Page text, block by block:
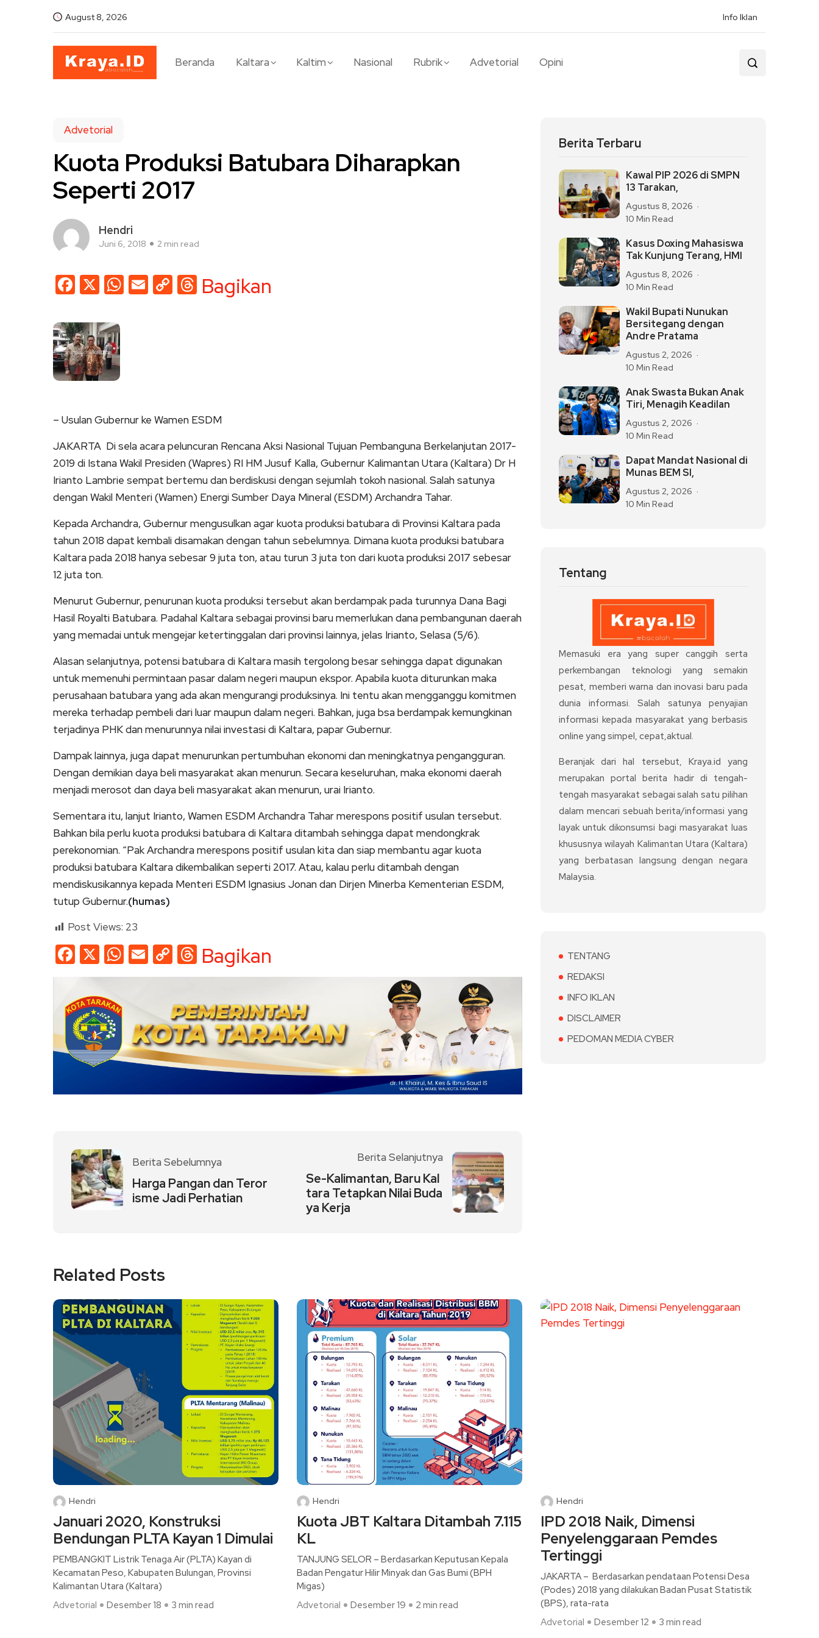
August 8, 2026 Info Iklan
Beranda Kaltara Kaltim Nasional Rubrik Advetorial Opini
Advetorial
Kuota Produksi Batubara Diharapkan
Seperti 2017
Hendri
Juni 6, 2018 2 min read
Facebook
X WhatsApp
EmailCopyThreads
Bagikan
– Usulan Gubernur ke Wamen ESDM
JAKARTA  Di sela acara peluncuran Rencana Aksi Nasional Tujuan Pembanguna Berkelanjutan 2017-
2019 di Istana Wakil Presiden (Wapres) RI HM Jusuf Kalla, Gubernur Kalimantan Utara (Kaltara) Dr H
Irianto Lambrie sempat bertemu dan berdiskusi dengan sejumlah tokoh nasional. Salah satunya
dengan Wakil Menteri (Wamen) Energi Sumber Daya Mineral (ESDM) Archandra Tahar.
Kepada Archandra, Gubernur mengusulkan agar kuota produksi batubara di Provinsi Kaltara pada
tahun 2018 dapat kembali disamakan dengan tahun sebelumnya. Dimana kuota produksi batubara
Kaltara pada 2018 hanya sebesar 9 juta ton, atau turun 3 juta ton dari kuota produksi 2017 sebesar
12 juta ton.
Menurut Gubernur, penurunan kuota produksi tersebut akan berdampak pada turunnya Dana Bagi
Hasil Royalti Batubara. Padahal Kaltara sebagai provinsi baru memerlukan dana pembangunan daerah
yang memadai untuk mengejar ketertinggalan dari provinsi lainnya, jelas Irianto, Selasa (5/6).
Alasan selanjutnya, potensi batubara di Kaltara masih tergolong besar sehingga dapat digunakan
untuk memenuhi permintaan pasar dalam negeri maupun ekspor. Apabila kuota diturunkan maka
perusahaan batubara yang ada akan mengurangi produksinya. Ini tentu akan mengganggu komitmen
mereka terhadap pembeli dari luar maupun dalam negeri. Bahkan, juga bsa berdampak kemungkinan
terjadinya PHK dan menurunnya nilai investasi di Kaltara, papar Gubernur.
Dampak lainnya, juga dapat menurunkan pertumbuhan ekonomi dan meningkatnya pengangguran.
Dengan demikian daya beli masyarakat akan menurun. Secara keseluruhan, maka ekonomi daerah
menjadi merosot dan daya beli masyarakat akan menurun, urai Irianto.
Sementara itu, lanjut Irianto, Wamen ESDM Archandra Tahar merespons positif usulan tersebut.
Bahkan bila perlu kuota produksi batubara di Kaltara ditambah sehingga dapat mendongkrak
perekonomian. “Pak Archandra merespons positif usulan kita dan siap membantu agar kuota
produksi batubara Kaltara dikembalikan seperti 2017. Atau, kalau perlu ditambah dengan
mendiskusikannya kepada Menteri ESDM Ignasius Jonan dan Dirjen Minerba Kementerian ESDM,
tutup Gubernur.(humas)
Post Views: 23
Facebook
X WhatsApp
EmailCopy
Link
Threads
Bagikan
Berita Sebelumnya
Harga Pangan dan Teror
isme Jadi Perhatian
Berita Selanjutnya
Se-Kalimantan, Baru Kal
tara Tetapkan Nilai Buda
ya Kerja
Berita Terbaru
Kawal PIP 2026 di SMPN
13 Tarakan,
Agustus 8, 2026
10 Min Read
Kasus Doxing Mahasiswa
Tak Kunjung Terang, HMI
Agustus 8, 2026
10 Min Read
Wakil Bupati Nunukan
Bersitegang dengan
Andre Pratama
Agustus 2, 2026
10 Min Read
Anak Swasta Bukan Anak
Tiri, Menagih Keadilan
Agustus 2, 2026
10 Min Read
Dapat Mandat Nasional di
Munas BEM SI,
Agustus 2, 2026
10 Min Read
Tentang
Memasuki era yang super canggih serta
perkembangan teknologi yang semakin
pesat, memberi warna dan inovasi baru pada
dunia informasi. Salah satunya penyajian
informasi kepada masyarakat yang berbasis
online yang simpel, cepat,aktual.
Beranjak dari hal tersebut, Kraya.id yang
merupakan portal berita hadir di tengah-
tengah masyarakat sebagai salah satu pilihan
dalam mencari sebuah berita/informasi yang
layak untuk dikonsumsi bagi masyarakat luas
khususnya wilayah Kalimantan Utara (Kaltara)
yang berbatasan langsung dengan negara
Malaysia.
TENTANG
REDAKSI
INFO IKLAN
DISCLAIMER
PEDOMAN MEDIA CYBER
Related Posts
Hendri
Januari 2020, Konstruksi
Bendungan PLTA Kayan 1 Dimulai
PEMBANGKIT Listrik Tenaga Air (PLTA) Kayan di
Kecamatan Peso, Kabupaten Bulungan, Provinsi
Kalimantan Utara (Kaltara)
Advetorial
Desember 18 3 min read
Hendri
Kuota JBT Kaltara Ditambah 7.115
KL
TANJUNG SELOR – Berdasarkan Keputusan Kepala
Badan Pengatur Hilir Minyak dan Gas Bumi (BPH
Migas)
Advetorial
Desember 19 2 min read
Hendri
IPD 2018 Naik, Dimensi
Penyelenggaraan Pemdes
Tertinggi
JAKARTA – Berdasarkan pendataan Potensi Desa
(Podes) 2018 yang dilakukan Badan Pusat Statistik
(BPS), rata-rata
Advetorial
Desember 12 3 min read